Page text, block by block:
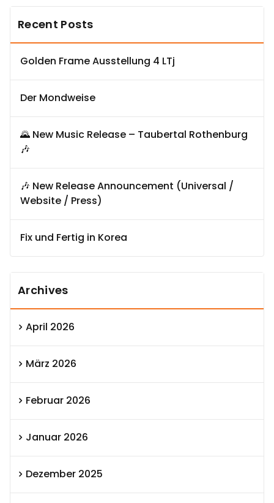
Recent Posts
Golden Frame Ausstellung 4 LTj
Der Mondweise
🌄 New Music Release – Taubertal Rothenburg
🎶
🎶 New Release Announcement (Universal /
Website / Press)
Fix und Fertig in Korea
Archives
April 2026
März 2026
Februar 2026
Januar 2026
Dezember 2025